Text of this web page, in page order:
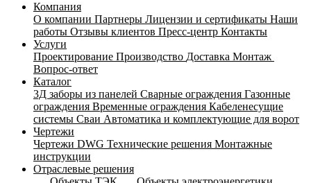
Компания
О компании Партнеры Лицензии и сертификаты Наши
работы Отзывы клиентов Пресс-центр Контакты
Услуги
Проектирование Производство Доставка Монтаж
Вопрос-ответ
Каталог
3Д заборы из панелей Сварные ограждения Газонные
ограждения Временные ограждения Кабеленесущие
системы Cваи Автоматика и комплектующие для ворот
Чертежи
Чертежи DWG Технические решения Монтажные
инструкции
Отраслевые решения